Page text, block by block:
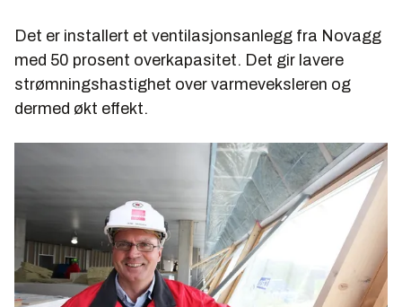
Det er installert et ventilasjonsanlegg fra Novagg
med 50 prosent overkapasitet. Det gir lavere
strømningshastighet over varmeveksleren og
dermed økt effekt.